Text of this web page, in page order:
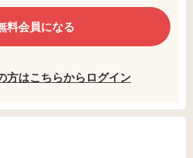
料会員になる
方はこちらからログイン